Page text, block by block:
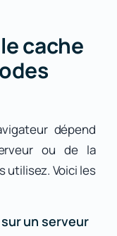
cache
dépend
ou de la
utilisez. Voici les
un serveur